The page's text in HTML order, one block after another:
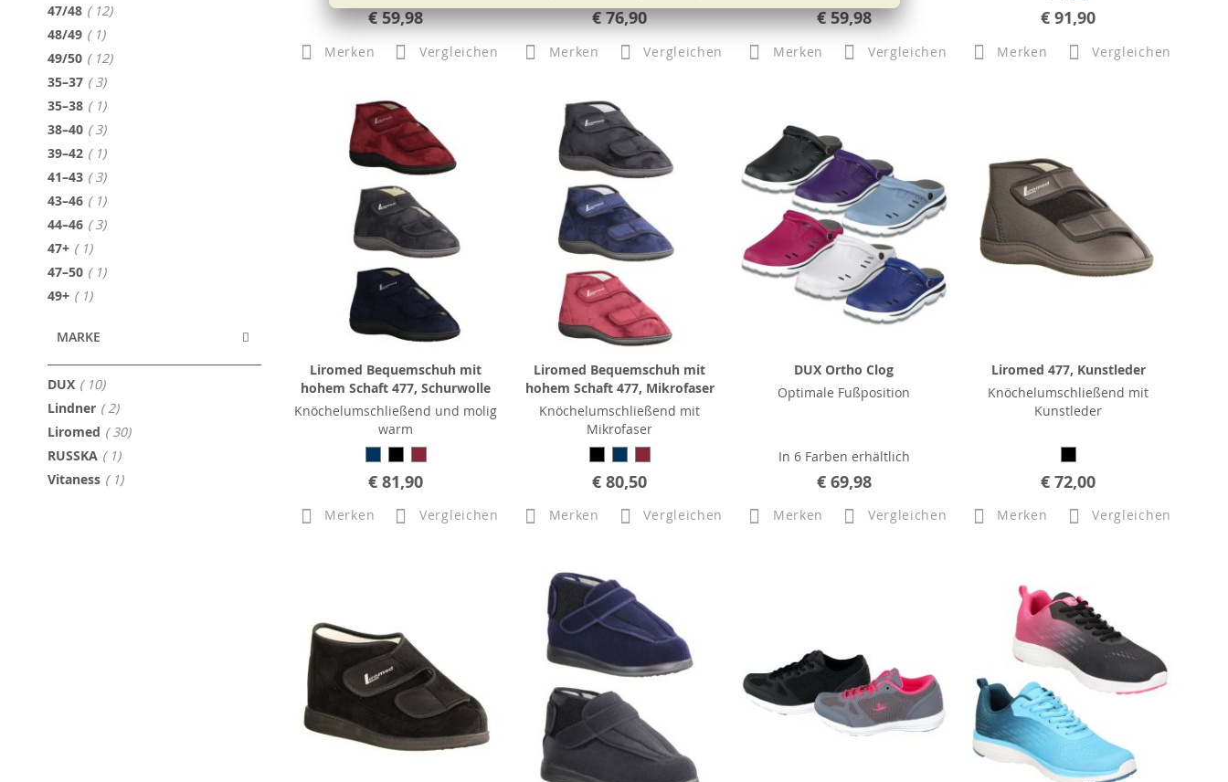
€ 59,98
Merken Vergleichen
€ 76,90
Merken Vergleichen
€ 59,98
Merken Vergleichen
€ 91,90
Merken Vergleichen
Liromed Bequemschuh mit
hohem Schaft 477, Schurwolle
Knöchelumschließend und molig
warm
€ 81,90
Merken Vergleichen
Liromed Bequemschuh mit
hohem Schaft 477, Mikrofaser
Knöchelumschließend mit
Mikrofaser
€ 80,50
Merken Vergleichen
DUX Ortho Clog
Optimale Fußposition
In 6 Farben erhältlich
€ 69,98
Merken Vergleichen
Liromed 477, Kunstleder
Knöchelumschließend mit
Kunstleder
€ 72,00
Merken Vergleichen
47/48 12Artikel
48/49 1Artikel
49/50 12Artikel
35–37 3Artikel
35–38 1Artikel
38–40 3Artikel
39–42 1Artikel
41–43 3Artikel
43–46 1Artikel
44–46 3Artikel
47+ 1Artikel
47–50 1Artikel
49+ 1Artikel
MARKE
DUX 10Artikel
Lindner 2Artikel
Liromed 30Artikel
RUSSKA 1Artikel
Vitaness 1Artikel